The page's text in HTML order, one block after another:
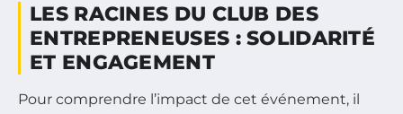
LES RACINES DU CLUB DES
ENTREPRENEUSES : SOLIDARITÉ
ET ENGAGEMENT
Pour comprendre l’impact de cet événement, il